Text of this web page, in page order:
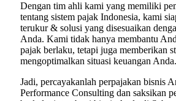
Dengan tim ahli kami yang memiliki
tentang sistem pajak Indonesia, kami
terukur & solusi yang disesuaikan
Anda. Kami tidak hanya membantu
pajak berlaku, tetapi juga memberikan
mengoptimalkan situasi keuangan Anda.
Jadi, percayakanlah perpajakan bisnis
Performance Consulting dan saksikan